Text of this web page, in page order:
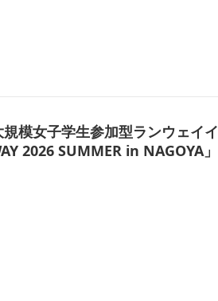
模女子学生参加型ランウェイイ
2026 SUMMER in NAGOYA」